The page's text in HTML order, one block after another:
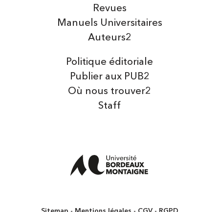
Auteurs2
Manuels Universitaires
Revues
Politique éditoriale
Publier aux PUB2
Où nous trouver2
Staff